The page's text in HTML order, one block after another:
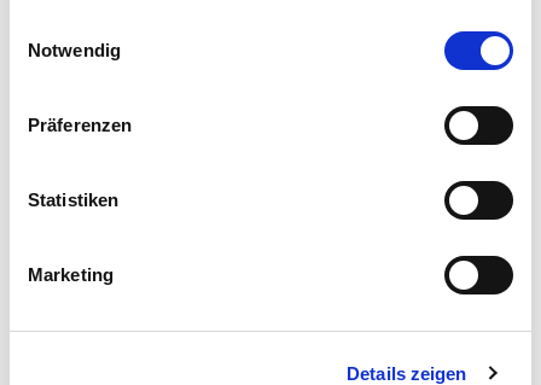
Notwendig
Präferenzen
Statistiken
Marketing
Details zeigen
Jahrgang 1960, ist Geschäftsführer der 1998
gegründeten ELO Digital Office GmbH in Stuttgart. Die
Firma ist aus der Louis Leitz KG hervorgegangen. Dort
war Mosbach schon seit 1986 in verschiedenen
stellvertretender Leiter für Organisation und
Konzerns, vor allem im SAP R/2 und R/3-Umfeld. Anfang
1996 übernahm er den Aufbau des neuen
elektronische Archivierung ELO“. Im ECM-Umfeld
veröffentlichte Mosbach zudem zahlreiche